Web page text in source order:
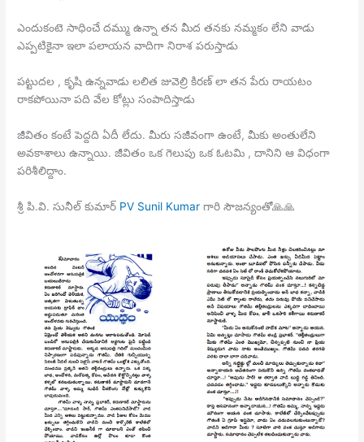
ఎందుకంటె సాధించే దమ్ము ఉన్నా తన మీద తనకు నమ్మకం లేని వాడు
ఎప్పటికైనా ఇలా పలాయన వాదిగా నిరాశ పరుస్తాడు
పట్టుదల , కృషి ఉన్నవాడు లలిత జువెల్రి కిరణ్ లా తన పేరు రాయటం
రాకపోయినా పది వేల కోట్లు సంపాదిస్తాడు
జీవితం కంటే పెద్దది ఏదీ లేదు. మీరు సజీవంగా ఉంటే, మీకు అంతులేని
అవకాశాలు ఉన్నాయి. జీవితం ఒక గెలుపు ఒక ఓటమి , దానిని ఆ విధంగా
పరిశీలిద్దాం.
శ్రీ పి.వి. సునీల్ కుమార్ PV Sunil Kumar గారి సౌజన్యంతో🙏🙏